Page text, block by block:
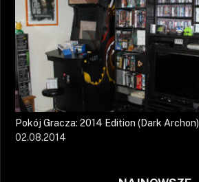
Pokój Gracza: 2014 Edition (Dark Archon)
02.08.2014